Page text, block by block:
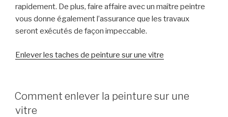
rapidement. De plus, faire affaire avec un maître peintre
vous donne également l’assurance que les travaux
seront exécutés de façon impeccable.
Enlever les taches de peinture sur une vitre
POSTED
ON
Comment enlever la peinture sur une
vitre